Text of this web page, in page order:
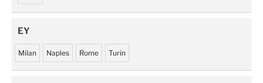
EY
Milan Naples Rome Turin